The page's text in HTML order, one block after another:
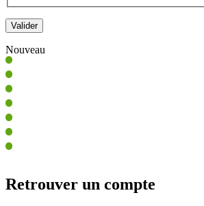
Nouveau
Retrouver un compte